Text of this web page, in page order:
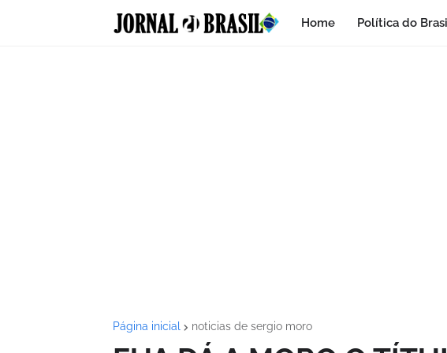
Home Política do
Página inicial noticias de sergio moro